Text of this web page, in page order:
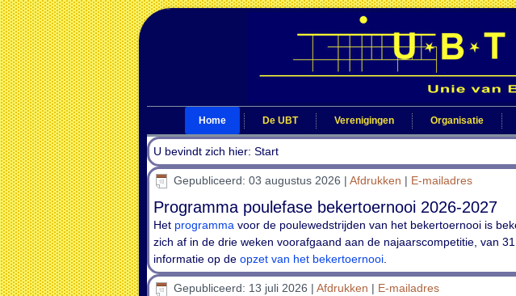
Home De UBT Verenigingen Organisatie
U bevindt zich hier: Start
Gepubliceerd: 03 augustus 2026 | Afdrukken | E-mailadres
Programma poulefase bekertoernooi 2026-2027
Het programma voor de poulewedstrijden van het bekertoernooi is
zich af in de drie weken voorafgaand aan de najaarscompetitie, van
informatie op de opzet van het bekertoernooi.
Gepubliceerd: 13 juli 2026 | Afdrukken | E-mailadres